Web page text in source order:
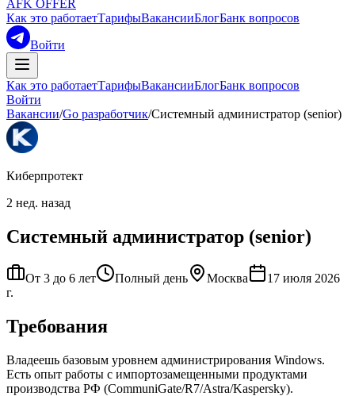
AFK OFFER
Как это работаетТарифыВакансииБлогБанк вопросов
Войти
Как это работаетТарифыВакансииБлогБанк вопросов
Войти
Вакансии/Go разработчик/Системный администратор (senior)
Киберпротект
2 нед. назад
Системный администратор (senior)
От 3 до 6 лет Полный день Москва
17 июля 2026
г.
Требования
Владеешь базовым уровнем администрирования Windows.
Есть опыт работы с импортозамещенными продуктами
производства РФ (CommuniGate/R7/Astra/Kaspersky).